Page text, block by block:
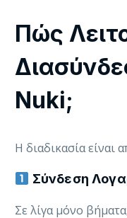
Πώς
Nuki;
Η διαδικασία είναι
Σύνδεση
Σε λίγα μόνο